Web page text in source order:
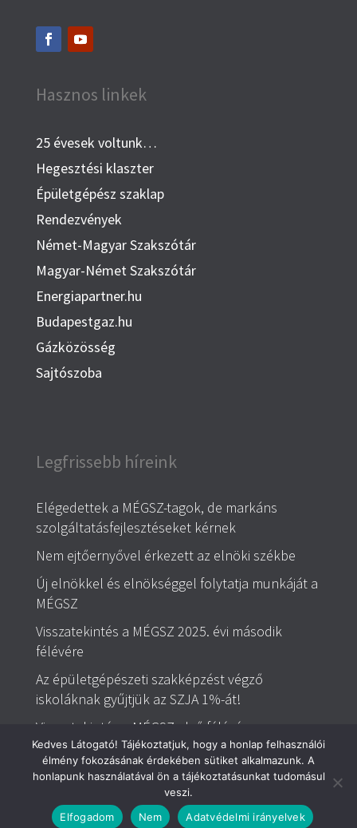
Hasznos linkek
25 évesek voltunk…
Hegesztési klaszter
Épületgépész szaklap
Rendezvények
Német-Magyar Szakszótár
Magyar-Német Szakszótár
Energiapartner.hu
Budapestgaz.hu
Gázközösség
Sajtószoba
Legfrissebb híreink
Elégedettek a MÉGSZ-tagok, de markáns
szolgáltatásfejlesztéseket kérnek
Nem ejtőernyővel érkezett az elnöki székbe
Új elnökkel és elnökséggel folytatja munkáját a
MÉGSZ
Visszatekintés a MÉGSZ 2025. évi második
félévére
Az épületgépészeti szakképzést végző
iskoláknak gyűjtjük az SZJA 1%-át!
Visszatekintés a MÉGSZ első félévére
Magyar Épületgépészek Szövetsége | Minden jog
fenntartva © | Bankszámlaszám: 11711096-20001357
Kedves Látogató! Tájékoztatjuk, hogy a honlap felhasználói
élmény fokozásának érdekében sütiket alkalmazunk. A
honlapunk használatával ön a tájékoztatásunkat tudomásul
veszi.
Elfogadom
Nem Adatvédelmi irányelvek